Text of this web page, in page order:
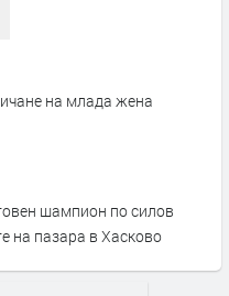
на млада жена
шампион по силов
на пазара в Хасково